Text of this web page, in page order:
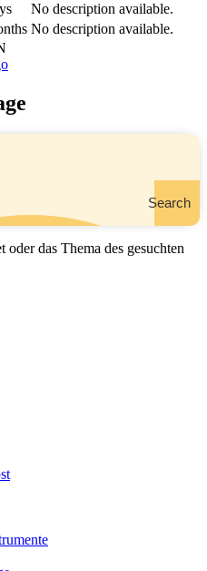
No description available.
No description available.
Search
oder das Thema des gesuchten